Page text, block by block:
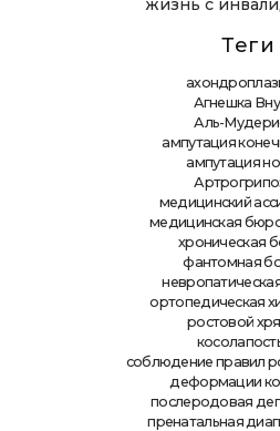
жизнь с
Теги
Агнешка
Аль-
ампутация
ампутация
медицинский
медицинская
хроническая
фантомная
ортопедическая
ростовой
соблюдение правил
деформации
послеродовая
пренатальная